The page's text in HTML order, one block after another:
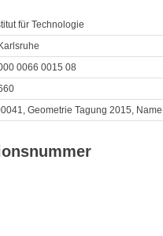
für Technologie
0066 0015 08
Geometrie Tagung 2015,